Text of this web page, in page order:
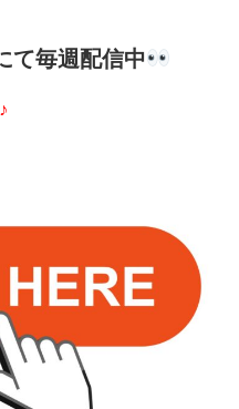
て毎週配信中